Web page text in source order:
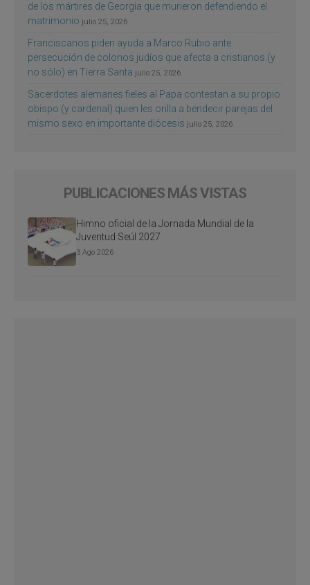
de los mártires de Georgia que murieron defendiendo el
matrimonio julio 25, 2026
Franciscanos piden ayuda a Marco Rubio ante
persecución de colonos judíos que afecta a cristianos (y
no sólo) en Tierra Santa julio 25, 2026
Sacerdotes alemanes fieles al Papa contestan a su propio
obispo (y cardenal) quien les orilla a bendecir parejas del
mismo sexo en importante diócesis julio 25, 2026
PUBLICACIONES MÁS VISTAS
Himno oficial de la Jornada Mundial de la
Juventud Seúl 2027
3 Ago 2026